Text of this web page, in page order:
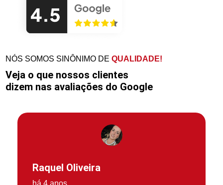
NÓS SOMOS SINÔNIMO DEQUALIDADE!
Veja o que nossos clientes
dizem nas avaliações do Google
Raquel Oliveira